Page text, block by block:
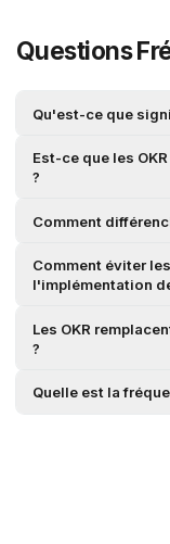
Questions
Qu'est-ce que
Est-ce que les
?
Comment
Comment éviter
l'implémentation
Les OKR
?
Quelle est la